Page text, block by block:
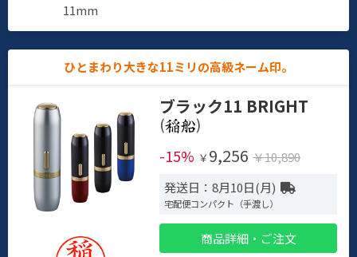
11mm
ひとまわり大きな11ミリの高級ネーム印。
ブラック11 BRIGHT
(
)
-15% ￥ 9,256 ￥10,890
発送日：8月10日(月)
宅配便コンパクト（手渡し）
商品詳細・ご注文